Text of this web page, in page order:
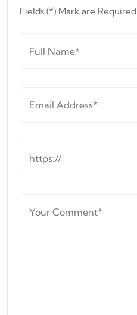
Fields (*) Mark are Required